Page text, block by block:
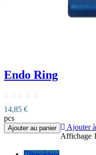
Endo Ring
14,85 €
pcs
Ajouter au panier Ajouter
Affichage